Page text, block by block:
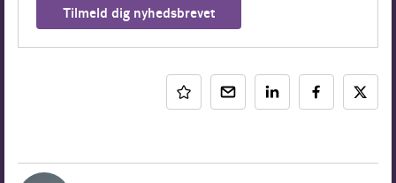
Tilmeld dig nyhedsbrevet